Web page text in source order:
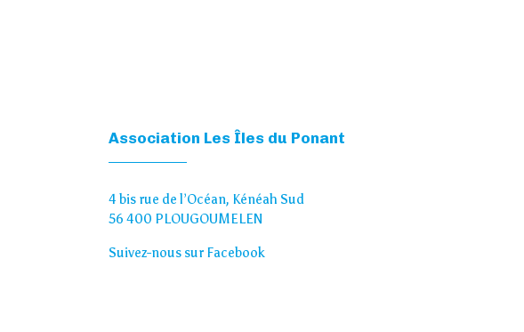
Association Les Îles du Ponant
4 bis rue de l’Océan, Kénéah Sud
56 400 PLOUGOUMELEN
Suivez-nous sur Facebook